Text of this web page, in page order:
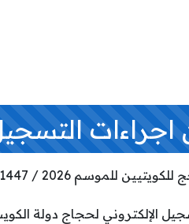
اجراءات
/ 1447 باتباع الخطوات التالية:
الإلكتروني لحجاج دولة